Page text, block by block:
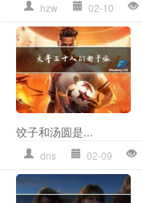
hzw 02-10
饺子和汤圆是...
dns 02-09